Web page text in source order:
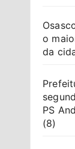
o
da
PS
(8)